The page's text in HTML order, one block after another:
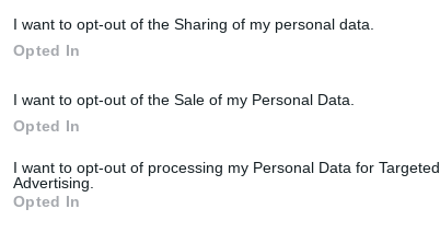
I want to opt-out of the Sharing of my personal data.
Opted In
I want to opt-out of the Sale of my Personal Data.
Opted In
I want to opt-out of processing my Personal Data for Targeted
Advertising.
Opted In